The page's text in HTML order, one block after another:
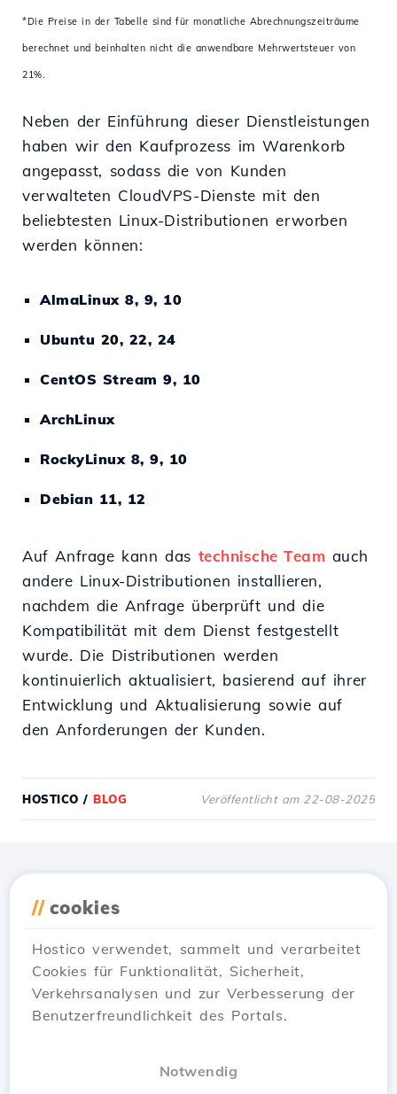
*Die Preise in der Tabelle sind für monatliche Abrechnungszeiträume
berechnet und beinhalten nicht die anwendbare Mehrwertsteuer von
21%.
Neben der Einführung dieser Dienstleistungen
haben wir den Kaufprozess im Warenkorb
angepasst, sodass die von Kunden
verwalteten CloudVPS-Dienste mit den
beliebtesten Linux-Distributionen erworben
werden können:
AlmaLinux 8, 9, 10
Ubuntu 20, 22, 24
CentOS Stream 9, 10
ArchLinux
RockyLinux 8, 9, 10
Debian 11, 12
Auf Anfrage kann das technische Team auch
andere Linux-Distributionen installieren,
nachdem die Anfrage überprüft und die
Kompatibilität mit dem Dienst festgestellt
wurde. Die Distributionen werden
kontinuierlich aktualisiert, basierend auf ihrer
Entwicklung und Aktualisierung sowie auf
den Anforderungen der Kunden.
HOSTICO / BLOG Veröffentlicht am 22-08-2025
// cookies
Hostico verwendet, sammelt und verarbeitet
Cookies für Funktionalität, Sicherheit,
Verkehrsanalysen und zur Verbesserung der
Benutzerfreundlichkeit des Portals.
Notwendig